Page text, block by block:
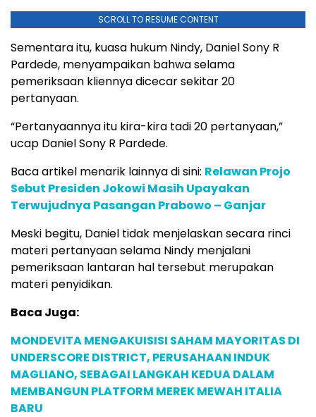
SCROLL TO RESUME CONTENT
Sementara itu, kuasa hukum Nindy, Daniel Sony R
Pardede, menyampaikan bahwa selama
pemeriksaan kliennya dicecar sekitar 20
pertanyaan.
“Pertanyaannya itu kira-kira tadi 20 pertanyaan,”
ucap Daniel Sony R Pardede.
Baca artikel menarik lainnya di sini: Relawan Projo
Sebut Presiden Jokowi Masih Upayakan
Terwujudnya Pasangan Prabowo – Ganjar
Meski begitu, Daniel tidak menjelaskan secara rinci
materi pertanyaan selama Nindy menjalani
pemeriksaan lantaran hal tersebut merupakan
materi penyidikan.
Baca Juga:
MONDEVITA MENGAKUISISI SAHAM MAYORITAS DI
UNDERSCORE DISTRICT, PERUSAHAAN INDUK
MAGLIANO, SEBAGAI LANGKAH KEDUA DALAM
MEMBANGUN PLATFORM MEREK MEWAH ITALIA
BARU